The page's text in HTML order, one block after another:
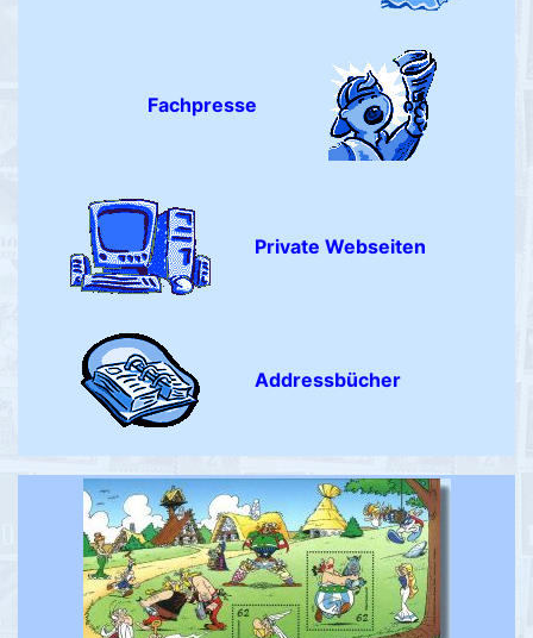
Fachpresse
Private Webseiten
Addressbücher